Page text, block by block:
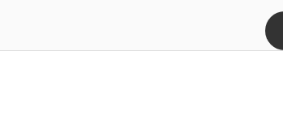
様等から収集させていただいた個人情報は、次の場合